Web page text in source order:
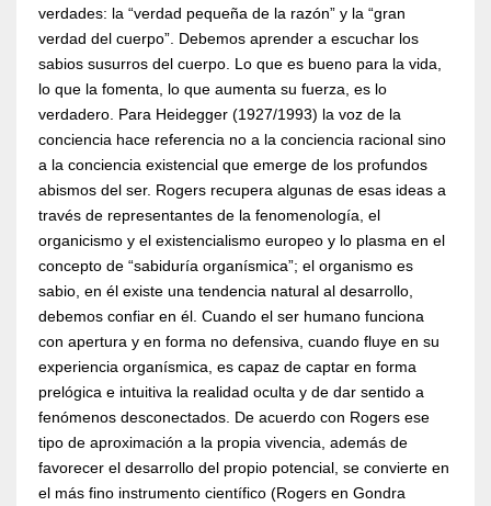
verdades: la “verdad pequeña de la razón” y la “gran
verdad del cuerpo”. Debemos aprender a escuchar los
sabios susurros del cuerpo. Lo que es bueno para la vida,
lo que la fomenta, lo que aumenta su fuerza, es lo
verdadero. Para Heidegger (1927/1993) la voz de la
conciencia hace referencia no a la conciencia racional sino
a la conciencia existencial que emerge de los profundos
abismos del ser. Rogers recupera algunas de esas ideas a
través de representantes de la fenomenología, el
organicismo y el existencialismo europeo y lo plasma en el
concepto de “sabiduría organísmica”; el organismo es
sabio, en él existe una tendencia natural al desarrollo,
debemos confiar en él. Cuando el ser humano funciona
con apertura y en forma no defensiva, cuando fluye en su
experiencia organísmica, es capaz de captar en forma
prelógica e intuitiva la realidad oculta y de dar sentido a
fenómenos desconectados. De acuerdo con Rogers ese
tipo de aproximación a la propia vivencia, además de
favorecer el desarrollo del propio potencial, se convierte en
el más fino instrumento científico (Rogers en Gondra